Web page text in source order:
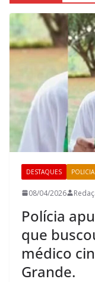
DESTAQUES
08/04/2026
Polícia
que
médico
Grande.